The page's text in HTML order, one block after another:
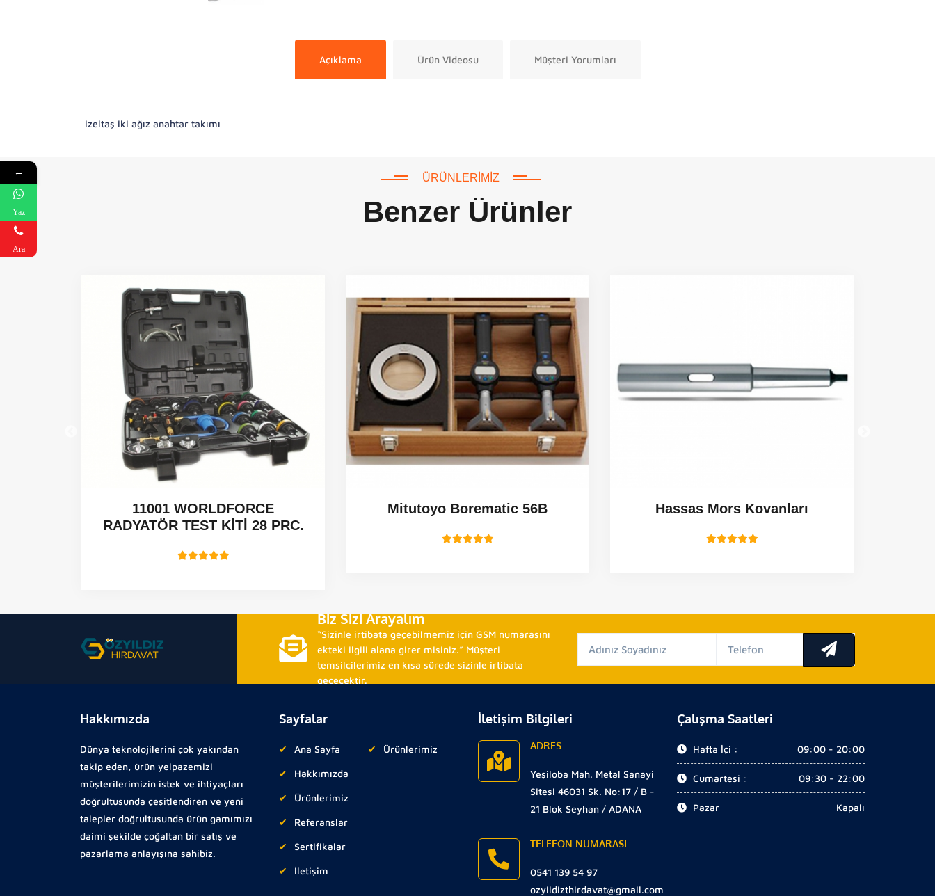
Açıklama Ürün Videosu Müşteri Yorumları
izeltaş iki ağız anahtar takımı
ÜRÜNLERIMIZ
Benzer Ürünler
11001 WORLDFORCE
RADYATÖR TEST KİTİ 28 PRC.
Mitutoyo Borematic 56B Hassas Mors Kovanları
Biz Sizi Arayalım
“Sizinle irtibata geçebilmemiz için GSM numarasını
ekteki ilgili alana girer misiniz.” Müşteri
temsilcilerimiz en kısa sürede sizinle irtibata
geçecektir.
Hakkımızda
Dünya teknolojilerini çok yakından
takip eden, ürün yelpazemizi
müşterilerimizin istek ve ihtiyaçları
doğrultusunda çeşitlendiren ve yeni
talepler doğrultusunda ürün gamımızı
daimi şekilde çoğaltan bir satış ve
pazarlama anlayışına sahibiz.
Sayfalar
Ana Sayfa
Hakkımızda
Ürünlerimiz
Referanslar
Sertifikalar
İletişim
Ürünlerimiz
İletişim Bilgileri
ADRES
Yeşiloba Mah. Metal Sanayi
Sitesi 46031 Sk. No:17 / B -
21 Blok Seyhan / ADANA
TELEFON NUMARASI
0541 139 54 97
ozyildizthirdavat@gmail.com
Çalışma Saatleri
Hafta İçi : 09:00 - 20:00
Cumartesi : 09:30 - 22:00
Pazar Kapalı
←
Yaz
Ara